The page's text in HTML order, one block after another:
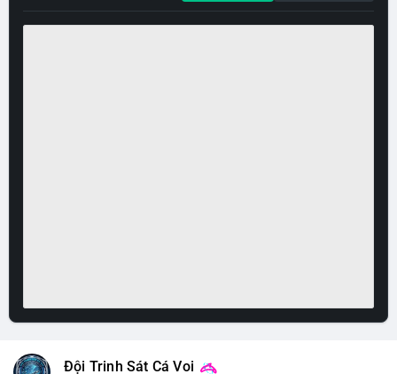
Đội Trinh Sát Cá Voi